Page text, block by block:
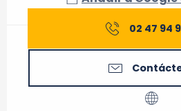
02 47 94